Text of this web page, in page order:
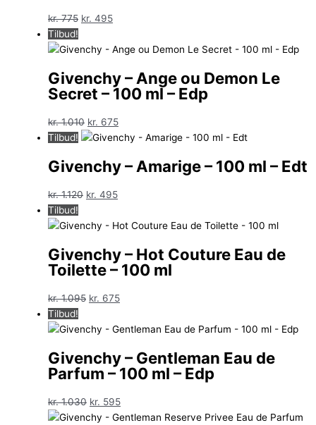
kr.775 Den
pris
kr. 775.
kr. 495Den
pris
kr. 495.
Tilbud!
Givenchy – Ange ou Demon Le
Secret – 100 ml – Edp
kr.1.010 Den
oprindelige
var:
kr. 675Den
aktuelle
er:
Tilbud!
Givenchy – Amarige – 100 ml – Edt
kr.1.120 Den
pris
kr. 1.120.
kr. 495Den
pris
kr. 495.
Tilbud!
Givenchy – Hot Couture Eau de
Toilette – 100 ml
kr.1.095 Den
pris
kr. 1.095.
kr. 675Den
pris
kr. 675.
Tilbud!
Givenchy – Gentleman Eau de
Parfum – 100 ml – Edp
kr.1.030 Den
oprindelige
kr. 595Den
aktuelle